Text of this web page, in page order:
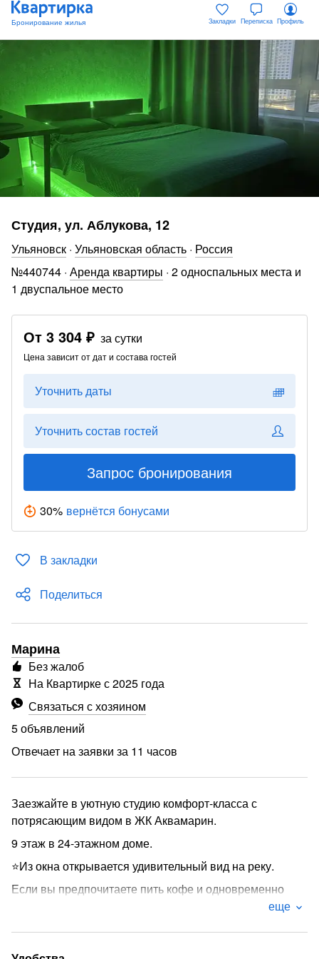
Закладки Переписка Профиль
Студия, ул. Аблукова, 12
Ульяновск · Ульяновская область · Россия
№440744 · Аренда квартиры · 2 односпальных места и
1 двуспальное место
От 3 304 ₽ за сутки
Цена зависит от дат и состава гостей
Уточнить даты
Уточнить состав гостей
Запрос бронирования
30% вернётся бонусами
В закладки
Поделиться
Марина
Связаться с хозяином
5 объявлений
Отвечает на заявки за 11 часов
Без жалоб
На Квартирке с 2025 года
Заезжайте в уютную студию комфорт-класса с
потрясающим видом в ЖК Аквамарин.
9 этаж в 24-этажном доме.
⭐️Из окна открывается удивительный вид на реку.
Если вы предпочитаете пить кофе и одновременно
получать эстетическое удовольствие, глядя в окно, Вам
еще